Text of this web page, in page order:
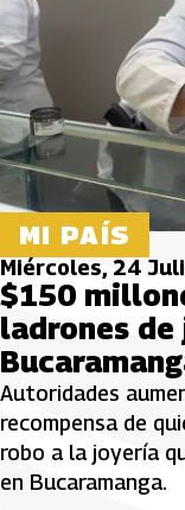
MI PAÍS
Miércoles, 24
$150
ladrones de
Autoridades
recompensa de
robo a la joyería
en Bucaramanga.